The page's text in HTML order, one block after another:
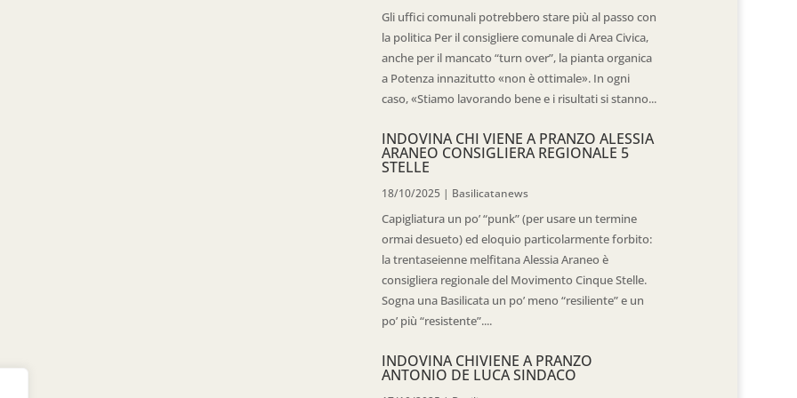
Gli uffici comunali potrebbero stare più al passo con
la politica Per il consigliere comunale di Area Civica,
anche per il mancato “turn over”, la pianta organica
a Potenza innazitutto «non è ottimale». In ogni
caso, «Stiamo lavorando bene e i risultati si stanno...
INDOVINA CHI VIENE A PRANZO ALESSIA
ARANEO CONSIGLIERA REGIONALE 5
STELLE
18/10/2025 | Basilicatanews
Capigliatura un po’ “punk” (per usare un termine
ormai desueto) ed eloquio particolarmente forbito:
la trentaseienne melfitana Alessia Araneo è
consigliera regionale del Movimento Cinque Stelle.
Sogna una Basilicata un po’ meno “resiliente” e un
po’ più “resistente”....
INDOVINA CHIVIENE A PRANZO
ANTONIO DE LUCA SINDACO